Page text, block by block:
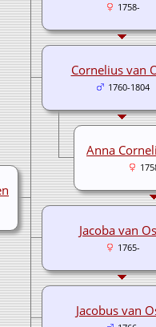
1758-
Cornelius van
1760-1804
Anna
Jacoba van
1765-
Jacobus van